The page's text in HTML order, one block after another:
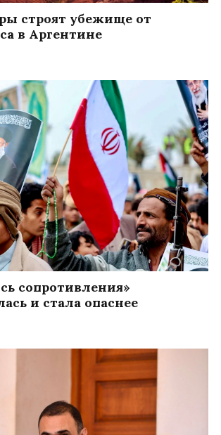
строят убежище от
в Аргентине
сопротивления»
и стала опаснее